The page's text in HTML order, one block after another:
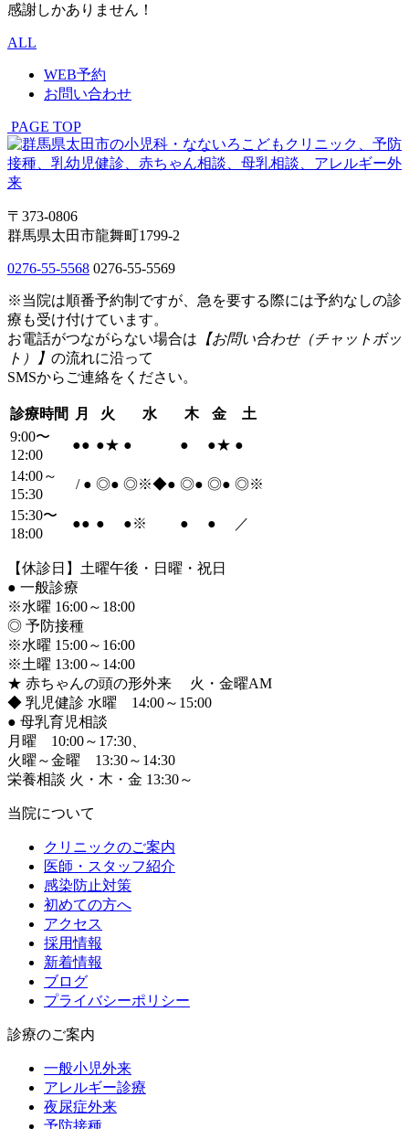
感謝しかありません！
ALL
WEB予約
お問い合わせ
PAGE TOP
〒373-0806
群馬県太田市龍舞町1799-2
0276-55-5568 0276-55-5569
※当院は順番予約制ですが、急を要する際には予約なしの診
療も受け付けています。
お電話がつながらない場合は 【お問い合わせ（チャットボッ
ト）】 の流れに沿って
SMSからご連絡をください。
診療時間 月 火 水 木 金
土
9:00〜
12:00
●● ●★ ● ● ●★ ●
14:00～
15:30
/ ● ◎● ◎※◆● ◎● ◎● ◎※
15:30〜
18:00
●● ● ●※ ● ● ／
【休診日】土曜午後・日曜・祝日
● 一般診療
※水曜 16:00～18:00
◎ 予防接種
※水曜 15:00～16:00
※土曜 13:00～14:00
★ 赤ちゃんの頭の形外来 火・金曜AM
◆ 乳児健診 水曜 14:00～15:00
● 母乳育児相談
月曜 10:00～17:30、
火曜～金曜 13:30～14:30
栄養相談 火・木・金 13:30～
当院について
クリニックのご案内
医師・スタッフ紹介
感染防止対策
初めての方へ
アクセス
採用情報
新着情報
ブログ
プライバシーポリシー
診療のご案内
一般小児外来
アレルギー診療
夜尿症外来
予防接種